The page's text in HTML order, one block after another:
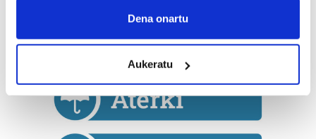
Collect information about your geographical
Identify your device by actively scanning it for
specific characteristics (fingerprinting)
Find out more about how your personal data is processed
and set your preferences in thedetails section.
Dena onartu
Aukeratu